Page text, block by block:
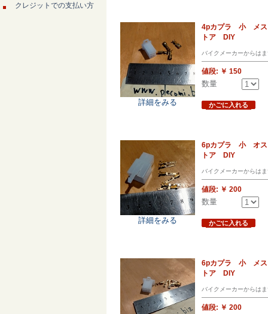
クレジットでの支払い方
詳細をみる
4pカプラ 小 メ
トア DIY
バイクメーカーからは
値段: ￥ 150
数量
かごに入れる
詳細をみる
6pカプラ 小 オ
トア DIY
バイクメーカーからは
値段: ￥ 200
数量
かごに入れる
6pカプラ 小 メ
トア DIY
バイクメーカーからは
値段: ￥ 200